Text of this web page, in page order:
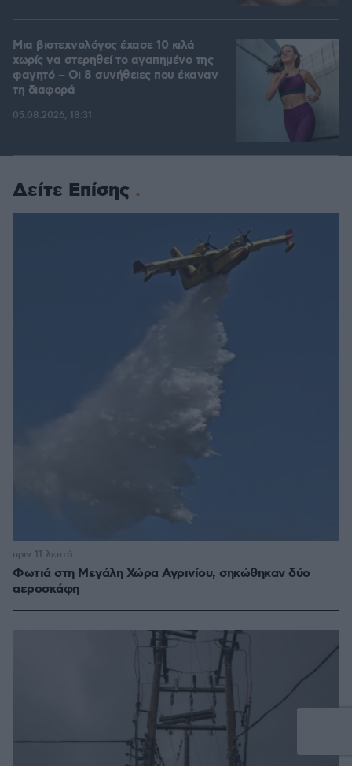
Μια βιοτεχνολόγος έχασε 10 κιλά
χωρίς να στερηθεί το αγαπημένο της
φαγητό – Οι 8 συνήθειες που έκαναν
τη διαφορά
05.08.2026, 18:31
Δείτε Επίσης
Φωτιά στη Μεγάλη Χώρα Αγρινίου, σηκώθηκαν δύο
αεροσκάφη
πριν 11 λεπτά